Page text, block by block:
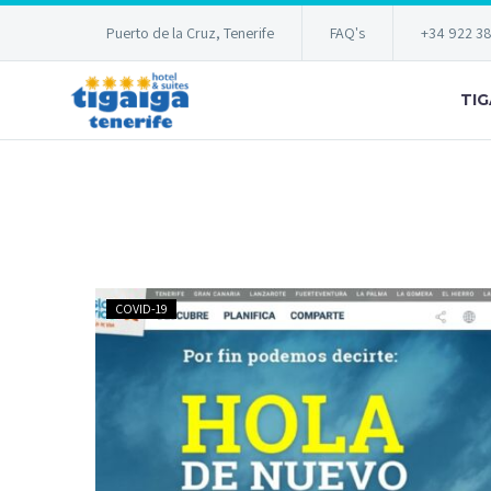
Puerto de la Cruz, Tenerife FAQ's +34 922
Requisitos
entrada
Tenerife
19
COVID-19